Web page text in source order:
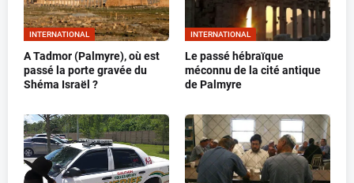
INTERNATIONAL
A Tadmor (Palmyre), où est
passé la porte gravée du
Shéma Israël ?
INTERNATIONAL
Le passé hébraïque
méconnu de la cité antique
de Palmyre